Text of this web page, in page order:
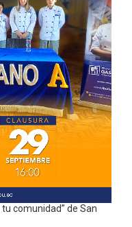
comunidad” de San